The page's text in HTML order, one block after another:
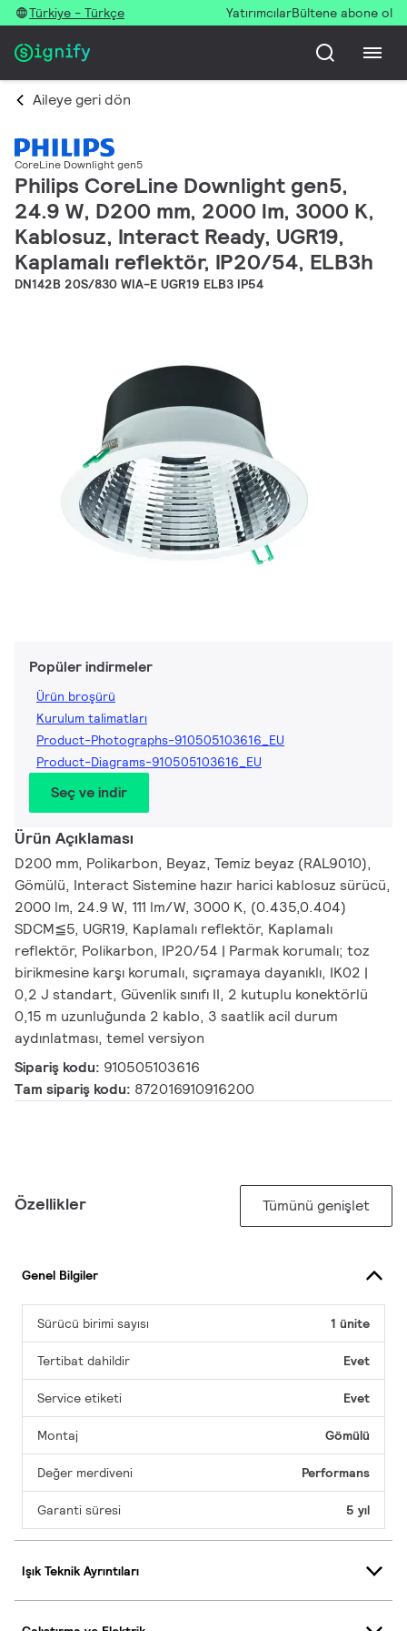
Türkiye - Türkçe YatırımcılarBültene abone ol
Aileye geri dön
CoreLine Downlight gen5
Philips CoreLine Downlight gen5,
24.9 W, D200 mm, 2000 lm, 3000 K,
Kablosuz, Interact Ready, UGR19,
Kaplamalı reflektör, IP20/54, ELB3h
DN142B 20S/830 WIA-E UGR19 ELB3 IP54
Popüler indirmeler
Ürün broşürü
Kurulum talimatları
Product-Photographs-910505103616_EU
Product-Diagrams-910505103616_EU
Seç ve indir
Ürün Açıklaması
D200 mm, Polikarbon, Beyaz, Temiz beyaz (RAL9010),
Gömülü, Interact Sistemine hazır harici kablosuz sürücü,
2000 lm, 24.9 W, 111 lm/W, 3000 K, (0.435,0.404)
SDCM≦5, UGR19, Kaplamalı reflektör, Kaplamalı
reflektör, Polikarbon, IP20/54 | Parmak korumalı; toz
birikmesine karşı korumalı, sıçramaya dayanıklı, IK02 |
0,2 J standart, Güvenlik sınıfı II, 2 kutuplu konektörlü
0,15 m uzunluğunda 2 kablo, 3 saatlik acil durum
aydınlatması, temel versiyon
Sipariş kodu: 910505103616
Tam sipariş kodu: 872016910916200
Özellikler Tümünü genişlet
Genel Bilgiler
Sürücü birimi sayısı 1 ünite
Tertibat dahildir Evet
Service etiketi Evet
Montaj Gömülü
Değer merdiveni Performans
Garanti süresi 5 yıl
Işık Teknik Ayrıntıları